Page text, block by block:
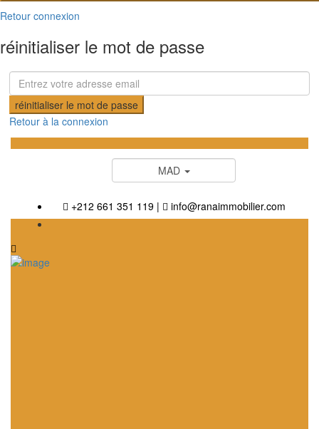
Retour connexion
réinitialiser le mot de passe
réinitialiser le mot de passe
Retour à la connexion
MAD
+212 661 351 119| info@ranaimmobilier.com